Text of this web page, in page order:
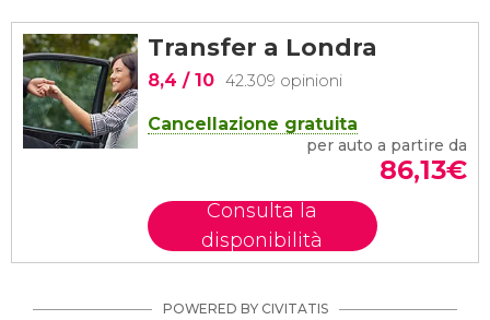
Transfer a Londra
8,4 / 10 42.309 opinioni
Cancellazione gratuita
per auto a partire da
86,13€
Consulta la
disponibilità
POWERED BY CIVITATIS